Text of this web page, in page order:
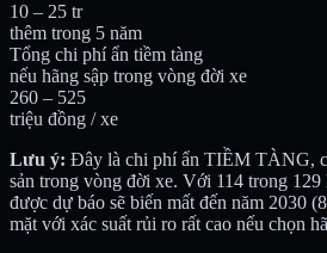
10 – 25 tr
thêm trong 5 năm
Tổng chi phí ẩn tiềm tàng
nếu hãng sập trong vòng đời xe
260 – 525
triệu đồng / xe
Lưu ý: Đây là chi phí ẩn TIỀM TÀNG,
sản trong vòng đời xe. Với 114 trong
được dự báo sẽ biến mất đến năm 2030
mặt với xác suất rủi ro rất cao nếu chọn